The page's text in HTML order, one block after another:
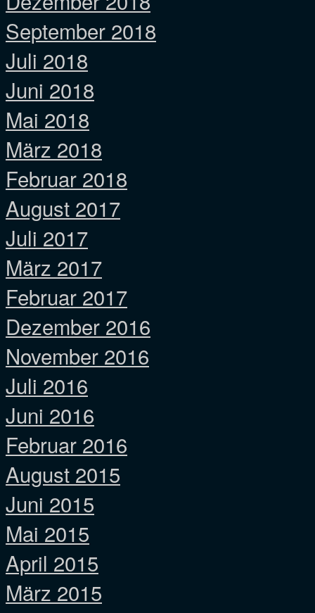
September 2018
Juli 2018
Juni 2018
Mai 2018
März 2018
Februar 2018
August 2017
Juli 2017
März 2017
Februar 2017
Dezember 2016
November 2016
Juli 2016
Juni 2016
Februar 2016
August 2015
Juni 2015
Mai 2015
April 2015
März 2015